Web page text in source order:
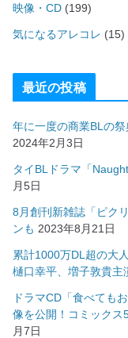
映像・CD (199)
気になるアレコレ (15)
最近の投稿
年に一度の商業BLの
2024年2月3日
タイBLドラマ「
月5日
8月創刊新雑誌「ピク
ンも 2023年8月21日
累計1000万DL超の大
樋口幸平、増子敦貴主
ドラマCD「食べても
像を公開！コミックス
月7日